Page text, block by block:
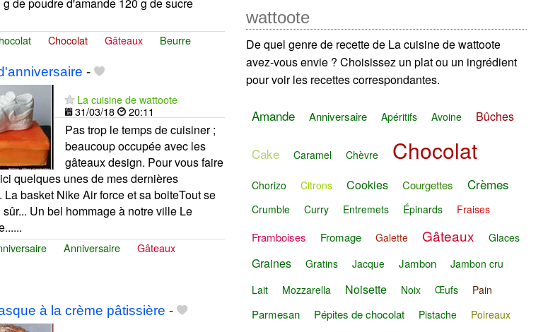
Chocolat Gâteaux Beurre
-
La cuisine de wattoote
31/03/18
20:11
Pas trop le temps de cuisiner ;
beaucoup occupée avec les
gâteaux design. Pour vous faire
quelques unes de mes dernières
La basket Nike Air force et sa boiteTout se
Un bel hommage à notre ville Le
Anniversaire Gâteaux
à la crème pâtissière -
wattoote
De quel genre de recette de La cuisine de wattoote
avez-vous envie ? Choisissez un plat ou un ingrédient
pour voir les recettes correspondantes.
Amande Anniversaire Apéritifs Avoine Bûches
Cake Caramel Chèvre Chocolat
Chorizo Citrons Cookies Courgettes Crèmes
Crumble Curry Entremets Épinards Fraises
Framboises Fromage Galette Gâteaux Glaces
Graines Gratins Jacque Jambon
Jambon cru
Lait
Mozzarella Noisette Noix Œufs Pain
Parmesan Pépites de chocolat Pistache Poireaux